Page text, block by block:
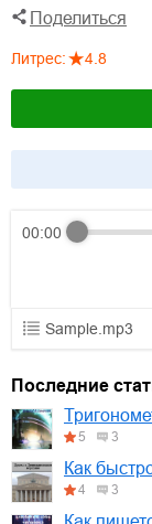
Поделиться
Литрес: 4.8
00:00
Sample.mp3
02.mp3
03.mp3
Последние
5 3
Как
4 3